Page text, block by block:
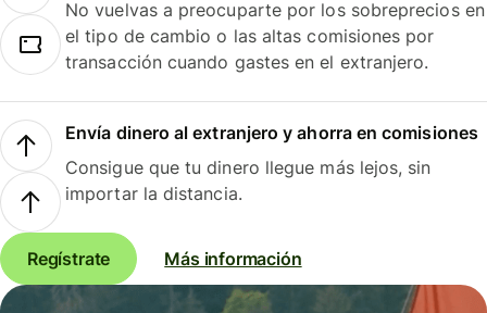
No vuelvas a preocuparte por los sobreprecios en
el tipo de cambio o las altas comisiones por
transacción cuando gastes en el extranjero.
Envía dinero al extranjero y ahorra en comisiones
Consigue que tu dinero llegue más lejos, sin
importar la distancia.
Regístrate Más información